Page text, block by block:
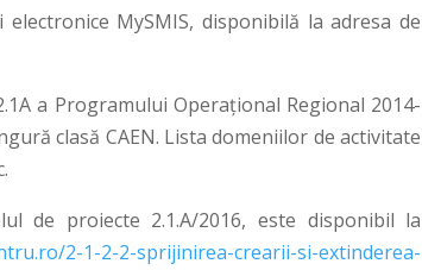
MySMIS, disponibilă la adresa de
a Programului Operațional Regional 2014-
clasă CAEN. Lista domeniilor de activitate
de proiecte 2.1.A/2016, este disponibil la
2-1-2-2-sprijinirea-crearii-si-extinderea-